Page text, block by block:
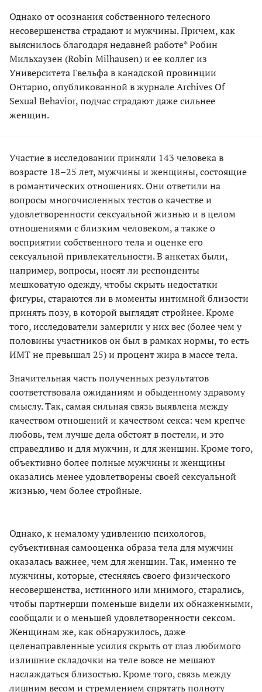
Однако от осознания собственного телесного
несовершенства страдают и мужчины. Причем, как
выяснилось благодаря недавней работе* Робин
Мильхаузен (Robin Milhausen) и ее коллег из
Университета Гвельфа в канадской провинции
Онтарио, опубликованной в журнале Archives Of
Sexual Behavior, подчас страдают даже сильнее
женщин.
Участие в исследовании приняли 143 человека в
возрасте 18–25 лет, мужчины и женщины, состоящие
в романтических отношениях. Они ответили на
вопросы многочисленных тестов о качестве и
удовлетворенности сексуальной жизнью и в целом
отношениями с близким человеком, а также о
восприятии собственного тела и оценке его
сексуальной привлекательности. В анкетах были,
например, вопросы, носят ли респонденты
мешковатую одежду, чтобы скрыть недостатки
фигуры, стараются ли в моменты интимной близости
принять позу, в которой выглядят стройнее. Кроме
того, исследователи замерили у них вес (более чем у
половины участников он был в рамках нормы, то есть
ИМТ не превышал 25) и процент жира в массе тела.
Значительная часть полученных результатов
соответствовала ожиданиям и обыденному здравому
смыслу. Так, самая сильная связь выявлена между
качеством отношений и качеством секса: чем крепче
любовь, тем лучше дела обстоят в постели, и это
справедливо и для мужчин, и для женщин. Кроме того,
объективно более полные мужчины и женщины
оказались менее удовлетворены своей сексуальной
жизнью, чем более стройные.
Однако, к немалому удивлению психологов,
субъективная самооценка образа тела для мужчин
оказалась важнее, чем для женщин. Так, именно те
мужчины, которые, стесняясь своего физического
несовершенства, истинного или мнимого, старались,
чтобы партнерши поменьше видели их обнаженными,
сообщали и о меньшей удовлетворенности сексом.
Женщинам же, как обнаружилось, даже
целенаправленные усилия скрыть от глаз любимого
излишние складочки на теле вовсе не мешают
наслаждаться близостью. Кроме того, связь между
лишним весом и стремлением спрятать полноту